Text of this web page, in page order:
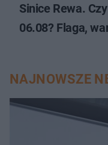
Sinice Rewa.
06.08? Flaga,
NAJNOWSZE